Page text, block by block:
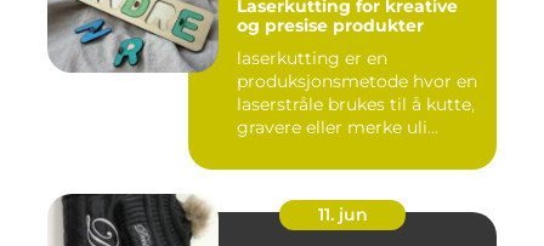
Laserkutting for kreative
og presise produkter
laserkutting er en
produksjonsmetode hvor en
laserstråle brukes til å kutte,
gravere eller merke uli...
11. jun